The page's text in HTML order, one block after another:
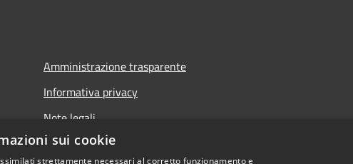
Amministrazione trasparente
Informativa privacy
Note legali
Dichiarazione di accessibilità
sui cookie
strettamente necessari al corretto funzionamento e